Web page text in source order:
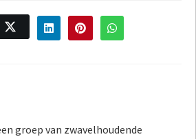
groep van zwavelhoudende